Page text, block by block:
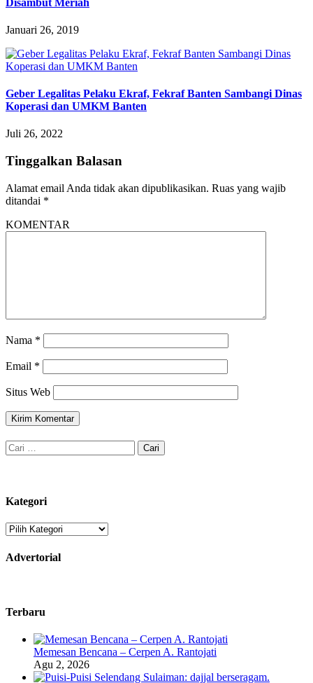
Januari 26, 2019
Geber Legalitas Pelaku Ekraf, Fekraf Banten Sambangi Dinas
Koperasi dan UMKM Banten
Juli 26, 2022
Tinggalkan Balasan
Alamat email Anda tidak akan dipublikasikan. Ruas yang wajib
ditandai *
KOMENTAR
Nama *
Email *
Situs Web
Cari
untuk:
Kategori
Kategori
Advertorial
Terbaru
Memesan Bencana – Cerpen A. Rantojati
Agu 2, 2026